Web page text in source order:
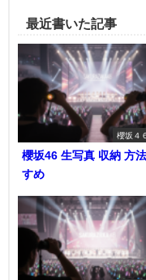
最近書いた記事
櫻坂４
櫻坂46 生写真 収納 方
すめ